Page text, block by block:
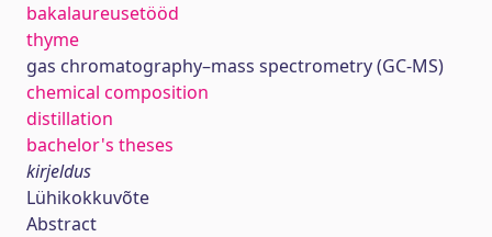
bakalaureusetööd
thyme
gas chromatography–mass spectrometry (GC-MS)
chemical composition
distillation
bachelor's theses
kirjeldus
Lühikokkuvõte
Abstract